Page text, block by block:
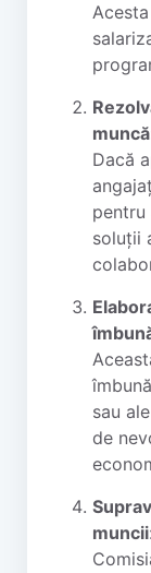
muncă
Dacă
soluții
sau
de
muncii: